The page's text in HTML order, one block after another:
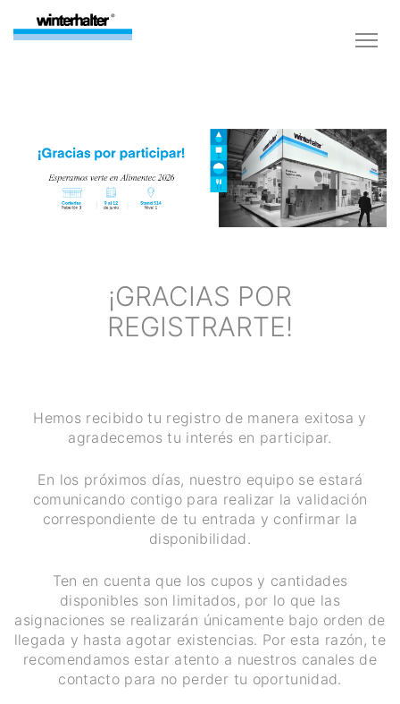
¡GRACIAS POR
REGISTRARTE!
Hemos recibido tu registro de manera exitosa y
agradecemos tu interés en participar.
En los próximos días, nuestro equipo se estará
comunicando contigo para realizar la validación
correspondiente de tu entrada y confirmar la
disponibilidad.
Ten en cuenta que los cupos y cantidades
disponibles son limitados, por lo que las
asignaciones se realizarán únicamente bajo orden de
llegada y hasta agotar existencias. Por esta razón, te
recomendamos estar atento a nuestros canales de
contacto para no perder tu oportunidad.